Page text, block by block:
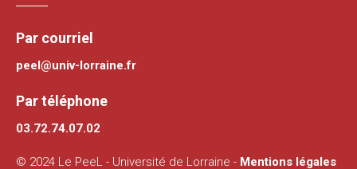
Par courriel
peel@univ-lorraine.fr
Par téléphone
03.72.74.07.02
© 2024 Le PeeL - Université de Lorraine - Mentions légales